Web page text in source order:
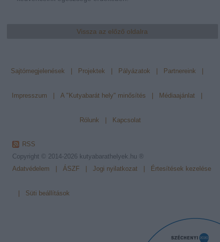
Vissza az előző oldalra
Sajtómegjelenések Projektek Pályázatok Partnereink
Impresszum A "Kutyabarát hely" minősítés Médiaajánlat
Rólunk Kapcsolat
RSS
Copyright © 2014-2026 kutyabarathelyek.hu ®
Adatvédelem
ÁSZF Jogi nyilatkozat Értesítések kezelése
Süti beállítások